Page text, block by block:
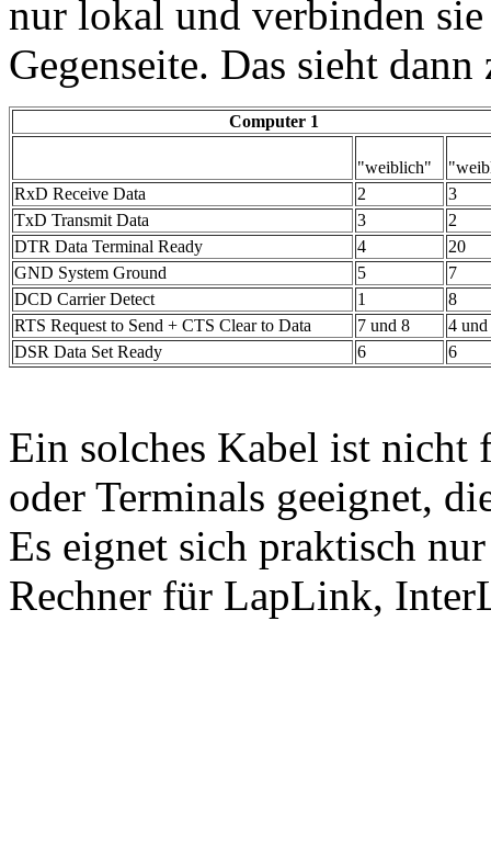
nur lokal und verbinden
Gegenseite. Das sieht
Computer 1
"weiblich"
RxD Receive Data
2
3
TxD Transmit Data
3
2
DTR Data Terminal Ready
4
20
GND System Ground
5
7
DCD Carrier Detect
1
8
RTS Request to Send + CTS Clear to Data
7 und 8
4 und
DSR Data Set Ready
6 6
Ein solches Kabel ist nicht
oder Terminals geeignet,
Es eignet sich praktisch
Rechner für LapLink,